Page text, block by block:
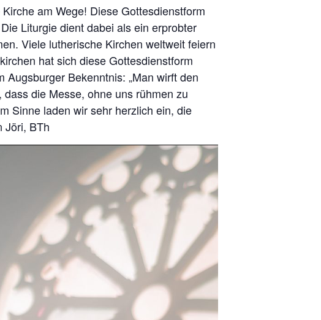
am Wege! Diese Gottesdienstform
Liturgie dient dabei als ein erprobter
Viele lutherische Kirchen weltweit feiern
hat sich diese Gottesdienstform
Bekenntnis: „Man wirft den
die Messe, ohne uns rühmen zu
Sinne laden wir sehr herzlich ein, die
Jöri, BTh